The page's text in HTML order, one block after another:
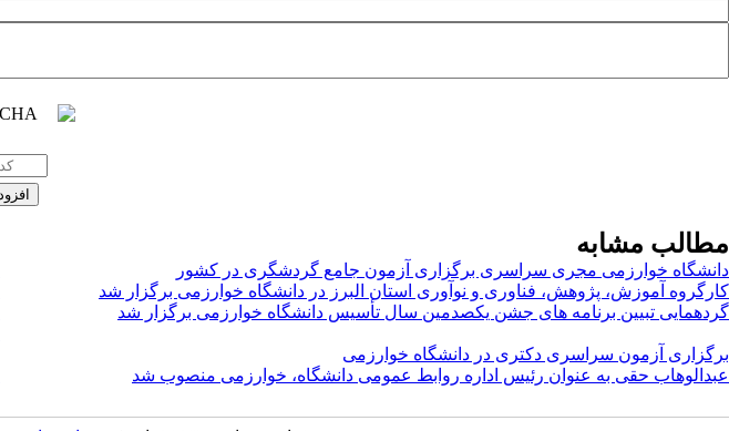
مطالب مشابه
دانشگاه خوارزمی مجری سراسری برگزاری آزمون جامع گردشگری در کشور
کارگروه آموزش، پژوهش، فناوری و نوآوری استان البرز در دانشگاه خوارزمی برگزار شد
گردهمایی تبیین برنامه های جشن یکصدمین سال تأسیس دانشگاه خوارزمی برگزار شد
برگزاری آزمون سراسری دکتری در دانشگاه خوارزمی
عبدالوهاب حقی به عنوان رئیس اداره روابط عمومی دانشگاه، خوارزمی منصوب شد